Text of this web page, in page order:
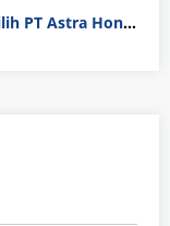
Gaji Operator Produksi 2026: Pilih PT Astra Honda Motor (AHM) atau Manufaktur di Jepang?